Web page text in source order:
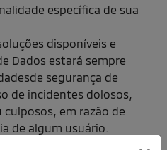
específica de sua
disponíveis e
Dados estará sempre
segurança de
de incidentes dolosos,
em razão de
de algum usuário.